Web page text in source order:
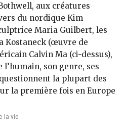
aux créatures
du nordique Kim
Maria Guilbert, les
Kostaneck (œuvre de
Calvin Ma (ci-dessus),
l’humain, son genre, ses
la plupart des
la première fois en Europe
la vie